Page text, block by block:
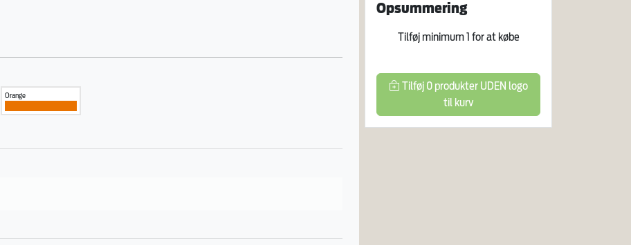
Orange
Opsummering
Tilføj minimum1 for at købe
Tilføj 0 produkter UDEN logo
til kurv